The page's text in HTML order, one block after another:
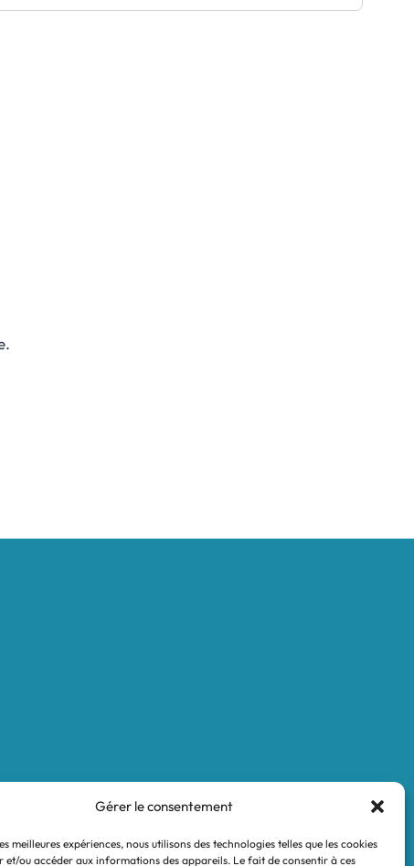
Gérer le consentement
meilleures expériences, nous utilisons des technologies telles que les cookies
et/ou accéder aux informations des appareils. Le fait de consentir à ces